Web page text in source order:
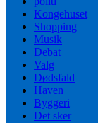
Kongehuset
Shopping
Musik
Debat
Valg
Dødsfald
Haven
Byggeri
Det sker